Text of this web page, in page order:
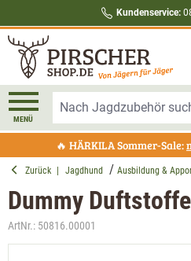
Kundenservice:
MENÜ
🔥 HÄRKILA Sommer-Sale:
Zurück Jagdhund Ausbildung &
Dummy Duftstoffe
ArtNr.: 50816.00001